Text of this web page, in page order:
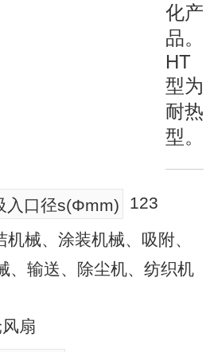
化产
品。
HT
型为
耐热
型。
入口径s(Φmm) 123
械、涂装机械、吸附、
、输送、除尘机、纺织机
扇